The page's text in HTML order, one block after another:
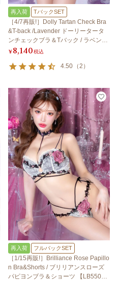
再入荷 TバックSET
［4/7再販!］Dolly Tartan Check Bra
&T-back /Lavender ドーリータータ
ンチェックブラ＆Tバック / ラベンダ
ー
¥8,140税込
4.50 （2 ）
再入荷 フルバックSET
［1/15再販!］Brilliance Rose Papillo
n Bra&Shorts / ブリリアンスローズ
パピヨンブラ＆ショーツ 【LB550